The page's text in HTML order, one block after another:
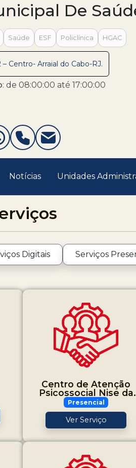
De
Saúde ESF Policlínica HGAC
Centro- Arraial do Cabo-RJ.
: de 08:00:00 até 17:00:00
Notícias Unidades
Digitais Serviços
Centro de Atenção
Psicossocial Nise da
Silveira (CAPS)
Presencial
Ver Serviço